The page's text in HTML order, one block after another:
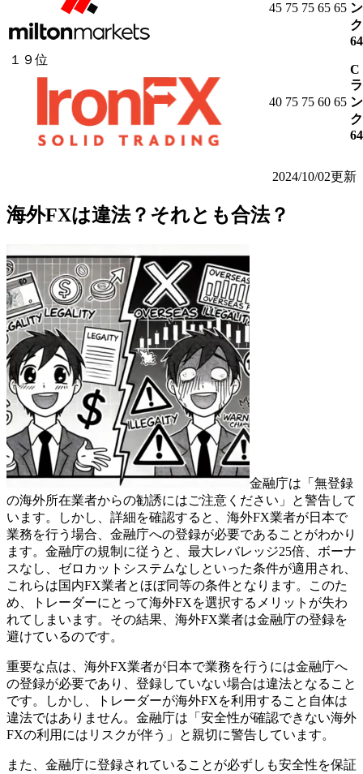
45 75 75 65 65 ン
ク
64
１９位
40 75 75 60 65
C
ラ
ン
ク
64
2024/10/02更新
海外FXは違法？それとも合法？
金融庁は「無登録
の海外所在業者からの勧誘にはご注意ください」と警告して
います。しかし、詳細を確認すると、海外FX業者が日本で
業務を行う場合、金融庁への登録が必要であることがわかり
ます。金融庁の規制に従うと、最大レバレッジ25倍、ボーナ
スなし、ゼロカットシステムなしといった条件が適用され、
これらは国内FX業者とほぼ同等の条件となります。このた
め、トレーダーにとって海外FXを選択するメリットが失わ
れてしまいます。その結果、海外FX業者は金融庁の登録を
避けているのです。
重要な点は、海外FX業者が日本で業務を行うには金融庁へ
の登録が必要であり、登録していない場合は違法となること
です。しかし、トレーダーが海外FXを利用すること自体は
違法ではありません。金融庁は「安全性が確認できない海外
FXの利用にはリスクが伴う」と親切に警告しています。
また、金融庁に登録されていることが必ずしも安全性を保証